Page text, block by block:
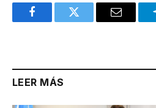
FacebookTwitter Email
LEER MÁS